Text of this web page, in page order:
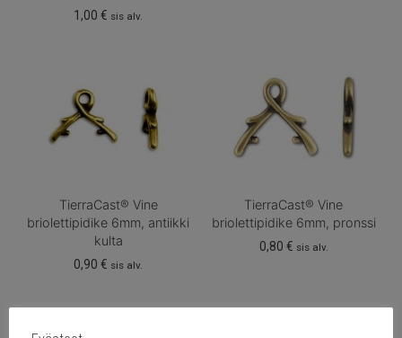
1,00€ sis alv.
TierraCast® Vine
briolettipidike 6mm, antiikki
kulta
0,90€ sis alv.
TierraCast® Vine
briolettipidike 6mm, pronssi
0,80 € sis alv.